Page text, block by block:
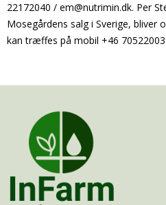
22172040 / em@nutrimin.dk. Per
Mosegårdens salg i Sverige, bliver
kan træffes på mobil +46